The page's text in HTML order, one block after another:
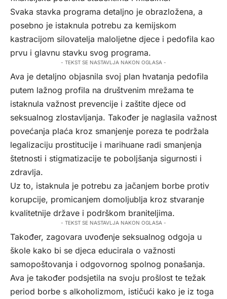
Svaka stavka programa detaljno je obrazložena, a
posebno je istaknula potrebu za kemijskom
kastracijom silovatelja maloljetne djece i pedofila kao
prvu i glavnu stavku svog programa.
- TEKST SE NASTAVLJA NAKON OGLASA -
Ava je detaljno objasnila svoj plan hvatanja pedofila
putem lažnog profila na društvenim mrežama te
istaknula važnost prevencije i zaštite djece od
seksualnog zlostavljanja. Također je naglasila važnost
povećanja plaća kroz smanjenje poreza te podržala
legalizaciju prostitucije i marihuane radi smanjenja
štetnosti i stigmatizacije te poboljšanja sigurnosti i
zdravlja.
Uz to, istaknula je potrebu za jačanjem borbe protiv
korupcije, promicanjem domoljublja kroz stvaranje
kvalitetnije države i podrškom braniteljima.
- TEKST SE NASTAVLJA NAKON OGLASA -
Također, zagovara uvođenje seksualnog odgoja u
škole kako bi se djeca educirala o važnosti
samopoštovanja i odgovornog spolnog ponašanja.
Ava je također podsjetila na svoju prošlost te težak
period borbe s alkoholizmom, ističući kako je iz toga